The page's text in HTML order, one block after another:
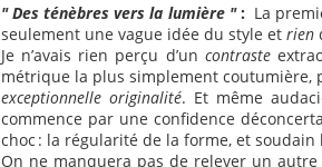
" Des ténèbres vers la lumière ": La
seulement une vague idée du style et rien
Je n’avais rien perçu d’un contraste
métrique la plus simplement coutumière,
exceptionnelle originalité. Et même
commence par une confidence
choc : la régularité de la forme, et soudain
On ne manquera pas de relever un autre